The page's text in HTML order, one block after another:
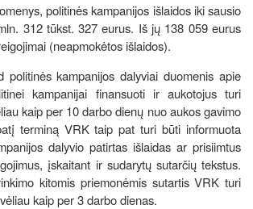
politinės kampanijos išlaidos iki sausio
312 tūkst. 327 eurus. Iš jų 138 059 eurus
(neapmokėtos išlaidos).
politinės kampanijos dalyviai duomenis apie
kampanijai finansuoti ir aukotojus turi
kaip per 10 darbo dienų nuo aukos gavimo
terminą VRK taip pat turi būti informuota
dalyvio patirtas išlaidas ar prisiimtus
įskaitant ir sudarytų sutarčių tekstus.
kitomis priemonėmis sutartis VRK turi
kaip per 3 darbo dienas.